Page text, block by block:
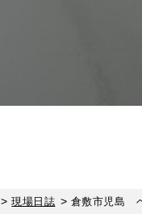
>現場日誌 > 倉敷市児島